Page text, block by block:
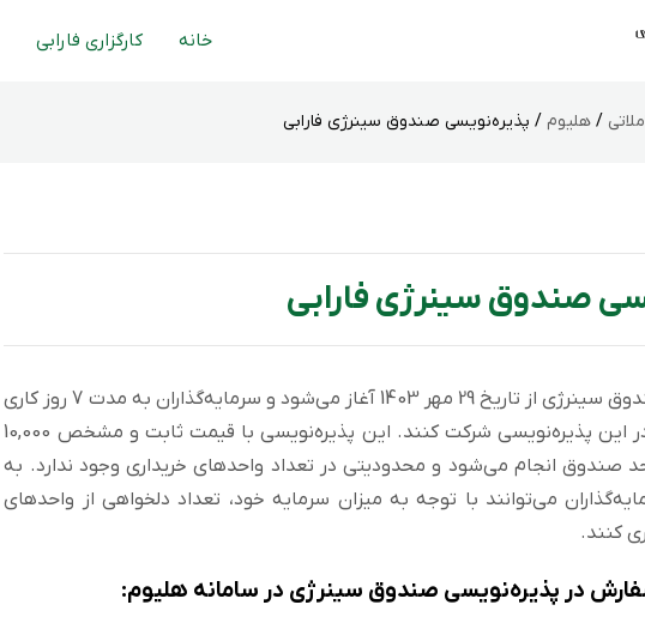
خانه کارگزاری فارابی
/ هلیوم / پذیره‌نویسی صندوق سینرژی فارابی
صندوق سینرژی فارابی
پذیره‌نویسی صندوق سینرژی از تاریخ 29 مهر 1403 آغاز می‌شود و سرمایه‌گذاران به مدت 7 روز کاری
فرصت دارند تا در این پذیره‌نویسی شرکت کنند. این پذیره‌نویسی با قیمت ثابت و مشخص 10,000
صندوق انجام می‌شود و محدودیتی در تعداد واحدهای خریداری وجود ندارد. به
می‌توانند با توجه به میزان سرمایه خود، تعداد دلخواهی از واحدهای
کنند.
در پذیره‌نویسی صندوق سینرژی در سامانه هلیوم: